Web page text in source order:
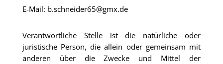
E-Mail: b.schneider65@gmx.de
Verantwortliche Stelle ist die natürliche oder
juristische Person, die allein oder gemeinsam mit
anderen über die Zwecke und Mittel der